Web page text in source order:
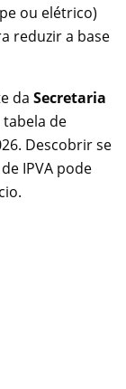
ou elétrico)
reduzir a base
da Secretaria
de
Descobrir se
IPVA pode